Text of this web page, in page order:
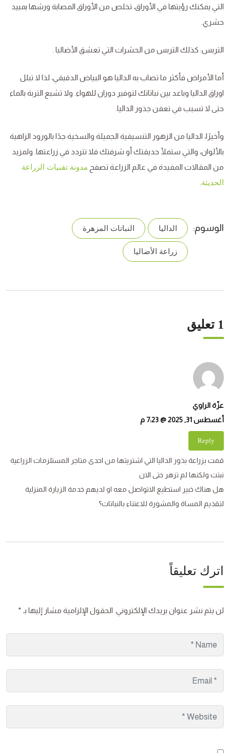
التي يمكنك رؤيتها في الأوراق، تخلص من الأوراق المصابة ورشها بمبيد
حشري.
التربس: كذلك التربس من الحشرات التي تعشق الأضاليا .
أما الأمراض فأكثر ما تصاب به الداليا هو البياض الدقيقي، لذا لا تبلل
اوراق الداليا وباعد بين نباتاتك لتوفير دوران للهواء. ولا تشبع التربة بالماء
حتى لا تسبب في تعفن جذور الداليا.
وأخيرًا، الداليا من الزهور التنسيقية الجميلة والسخية جدًا بالورود الزاهية
بالألوان، والتي ستملأ حديقتك أو شرفتك فلا تتردد في زراعتها. ولمزيد
من المقالات المفيدة في عالم الزراعة تصفح مدونة تقنيات الزراعة
الحديثة
الوسوم: الداليا النباتات المزهرة
زراعة الأضاليا
1 تعليق
عزّة الراوي
أغسطس 31, 2025 @ 7:23 م
Reply
قمت بزراعة بذور الداليا التي اشتريتها من احدى متاجر المستلزمات الزراعية
نبتت ولكنها لم تزهر حتى الان
هل هناك خبير استطيع الاتواصل معه او لديهم خدمة الزيارة المنزلية
لتقديم المساة والمشورة للاعتناء بالنباتات؟
اترك تعليقاً
لن يتم نشر عنوان بريدك الإلكتروني. الحقول الإلزامية مشار إليها بـ *